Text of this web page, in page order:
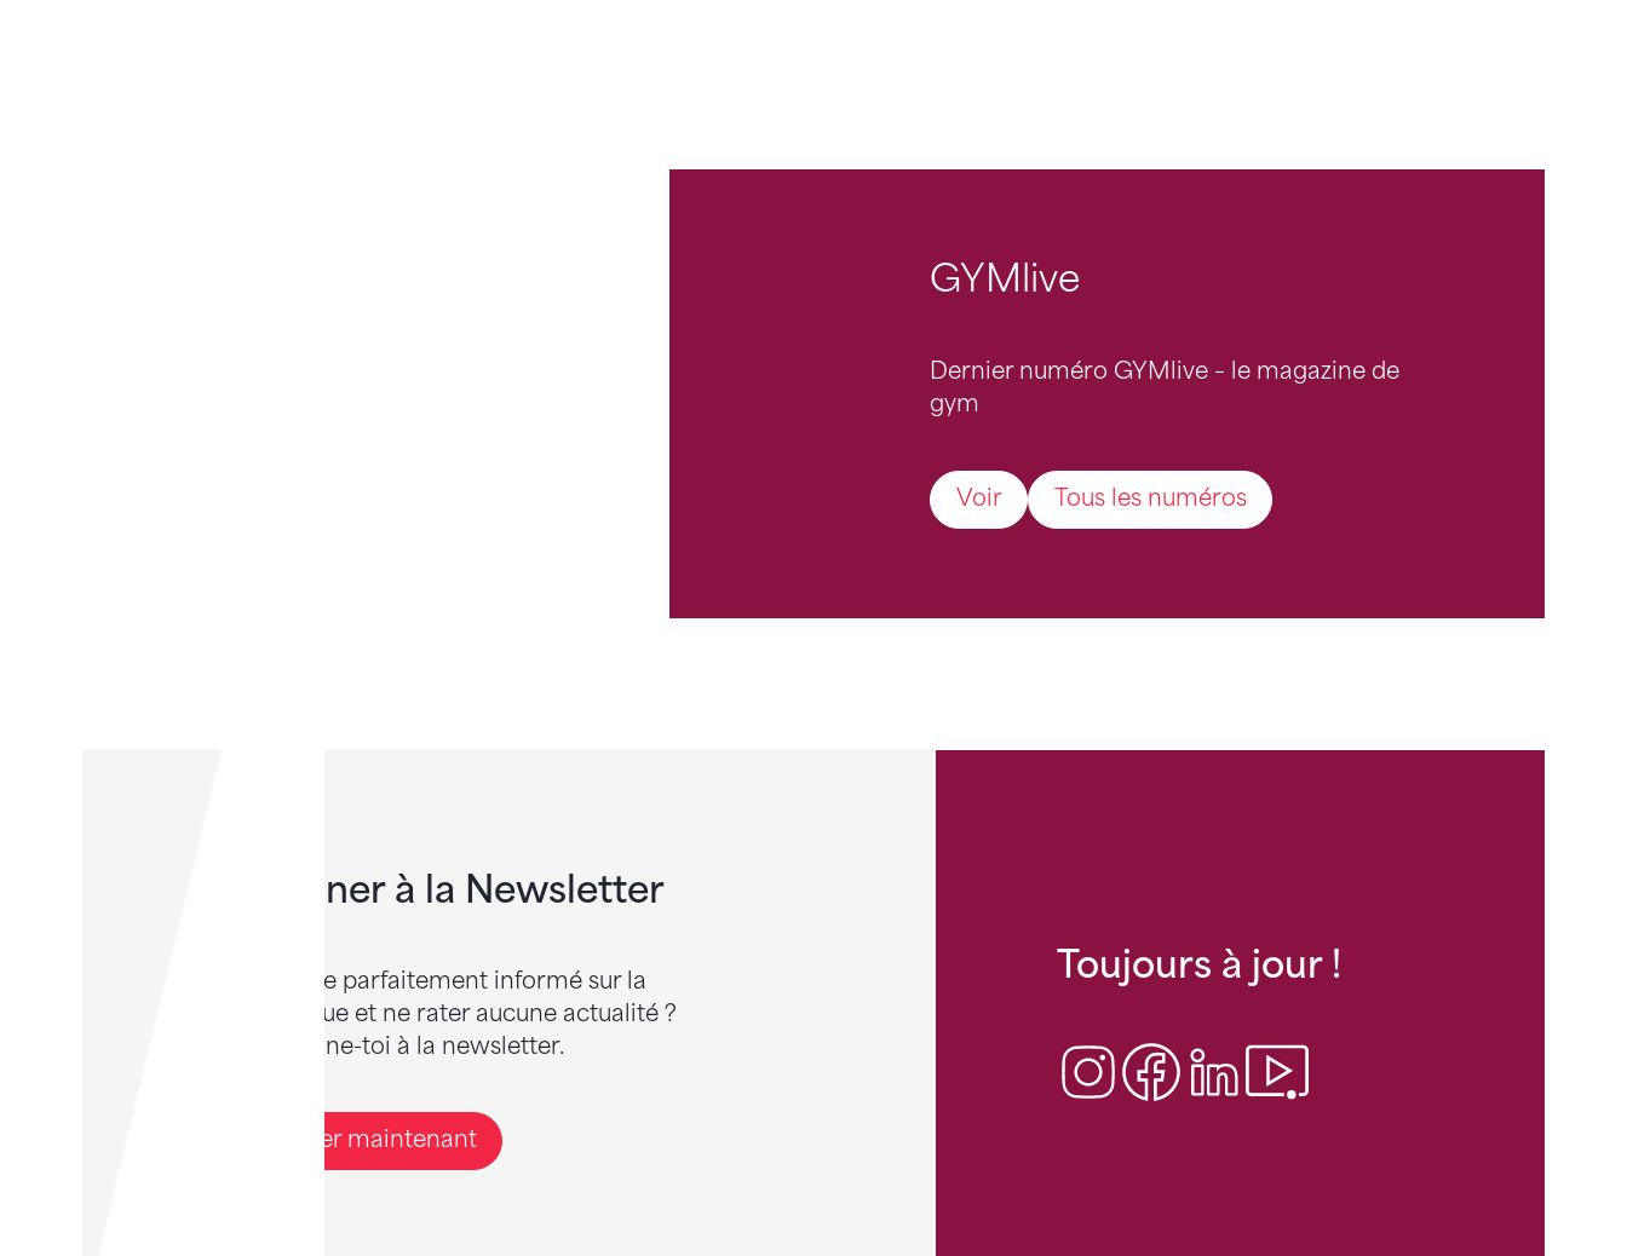
GYMlive
Dernier numéro GYMlive – le magazine de
gym
Voir Tous les numéros
S'abonner à la Newsletter
Tu veux être parfaitement informé sur la
gymnastique et ne rater aucune actualité ?
Alors abonne-toi à la newsletter.
S'abonner maintenant
Toujours à jour !